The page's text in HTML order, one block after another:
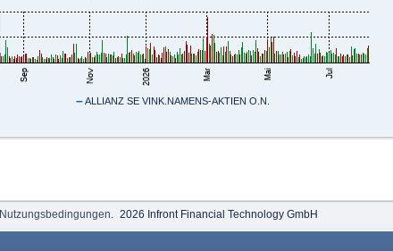
–ALLIANZ SE VINK.NAMENS-AKTIEN O.N.
Nutzungsbedingungen. 2026 Infront Financial Technology GmbH